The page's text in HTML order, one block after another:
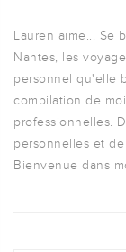
Lauren aime... Se
Nantes, les
personnel qu'elle
compilation de
professionnelles.
personnelles et
Bienvenue dans